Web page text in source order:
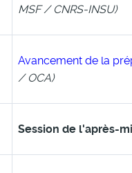
MSF / CNRS-INSU)
Avancement de la
/ OCA)
Session de l'après-